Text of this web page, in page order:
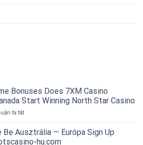
Bonuses Does 7XM Casino
Start Winning North Star Casino
bị tắtở
Welcome
Bonuses
Be Ausztrália — Európa Sign Up
hu.com